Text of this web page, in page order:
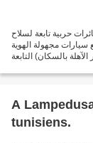
حربية تابعة لسلاح
مجهولة الهوية
بالسكان) التابعة
A
tunisiens.